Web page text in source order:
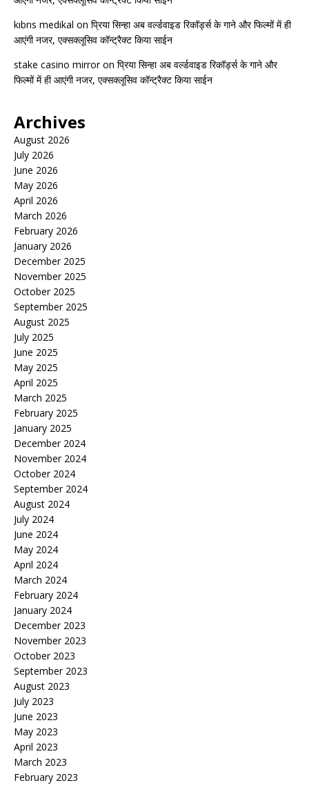
kıbrıs medikal on प्रिया सिन्हा अब वर्ल्डवाइड रिकॉर्ड्स के गाने और फिल्मों में ही
आएंगी नजर, एक्सक्लूसिव कॉन्ट्रैक्ट किया साईन
stake casino mirroron प्रिया सिन्हा अब वर्ल्डवाइड रिकॉर्ड्स के गाने और
फिल्मों में ही आएंगी नजर, एक्सक्लूसिव कॉन्ट्रैक्ट किया साईन
Archives
August 2026
July 2026
June 2026
May 2026
April 2026
March 2026
February 2026
January 2026
December 2025
November 2025
October 2025
September 2025
August 2025
July 2025
June 2025
May 2025
April 2025
March 2025
February 2025
January 2025
December 2024
November 2024
October 2024
September 2024
August 2024
July 2024
June 2024
May 2024
April 2024
March 2024
February 2024
January 2024
December 2023
November 2023
October 2023
September 2023
August 2023
July 2023
June 2023
May 2023
April 2023
March 2023
February 2023